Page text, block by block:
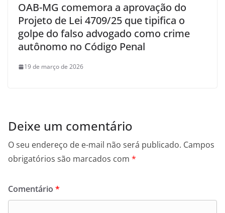
OAB-MG comemora a aprovação do
Projeto de Lei 4709/25 que tipifica o
golpe do falso advogado como crime
autônomo no Código Penal
19 de março de 2026
Deixe um comentário
O seu endereço de e-mail não será publicado. Campos
obrigatórios são marcados com *
Comentário *